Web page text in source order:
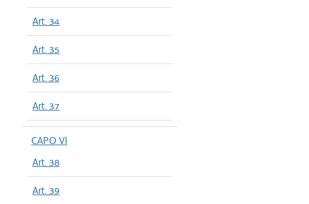
Art. 34
Art. 35
Art. 36
Art. 37
CAPO VI
Art. 38
Art. 39